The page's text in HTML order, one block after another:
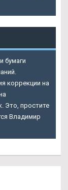
бумаги
коррекции на
Это, простите
Владимир